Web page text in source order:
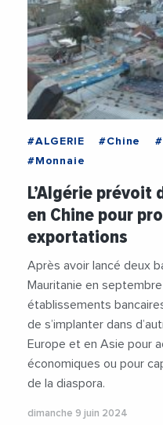
#ALGERIE #Chine
#Monnaie
L’Algérie prévoit
en Chine pour
exportations
Après avoir lancé deux
Mauritanie en
établissements
de s’implanter dans
Europe et en Asie pour
économiques ou pour
de la diaspora.
dimanche 9 juin 2024